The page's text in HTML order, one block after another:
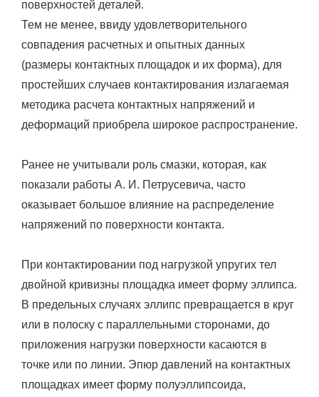
поверхностей деталей.
Тем не менее, ввиду удовлетворительного
совпадения расчетных и опытных данных
(размеры контактных площадок и их форма), для
простейших случаев контактирования излагаемая
методика расчета контактных напряжений и
деформаций приобрела широкое распространение.
Ранее не учитывали роль смазки, которая, как
показали работы А. И. Петрусевича, часто
оказывает большое влияние на распределение
напряжений по поверхности контакта.
При контактировании под нагрузкой упругих тел
двойной кривизны площадка имеет форму эллипса.
В предельных случаях эллипс превращается в круг
или в полоску с параллельными сторонами, до
приложения нагрузки поверхности касаются в
точке или по линии. Эпюр давлений на контактных
площадках имеет форму полуэллипсоида,